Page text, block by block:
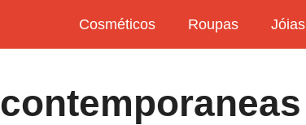
Cosméticos Roupas Jóias